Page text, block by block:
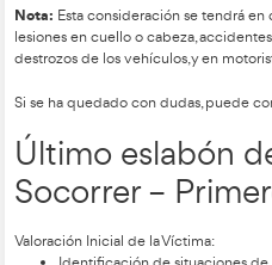
Localización del lugar
Características y
Número de heridos e
Características
Otra información
Nota: Aunque los
diagnosticar y tratar las